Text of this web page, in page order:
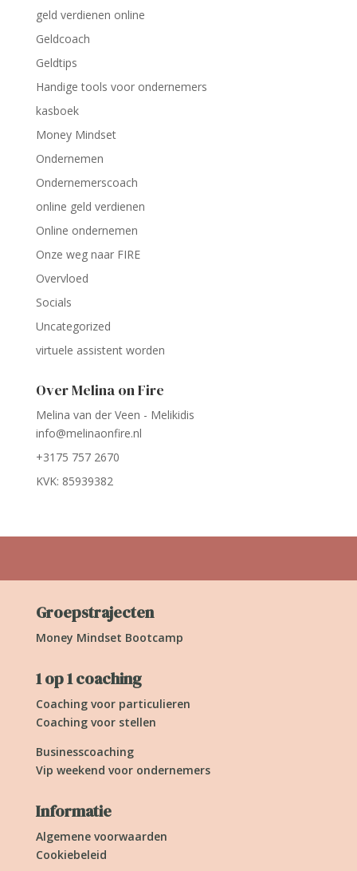
geld verdienen online
Geldcoach
Geldtips
Handige tools voor ondernemers
kasboek
Money Mindset
Ondernemen
Ondernemerscoach
online geld verdienen
Online ondernemen
Onze weg naar FIRE
Overvloed
Socials
Uncategorized
virtuele assistent worden
Over Melina on Fire
Melina van der Veen - Melikidis
info@melinaonfire.nl
+3175 757 2670
KVK: 85939382
Groepstrajecten
Money Mindset Bootcamp
1 op 1 coaching
Coaching voor particulieren
Coaching voor stellen
Businesscoaching
Vip weekend voor ondernemers
Informatie
Algemene voorwaarden
Cookiebeleid